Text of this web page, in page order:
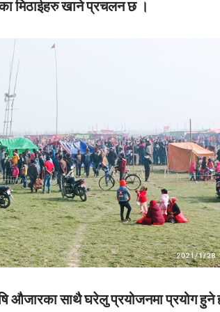
मिठाईहरु खाने प्रचलन छ ।
औजारका साथै घरेलु प्रयोजनमा प्रयोग हुने